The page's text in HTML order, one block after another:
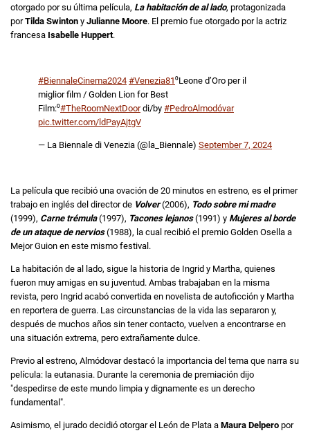
otorgado por su última película, La habitación de al lado, protagonizada
porTilda Swinton y Julianne Moore. El premio fue otorgado por la actriz
francesa Isabelle Huppert.
#BiennaleCinema2024 #Venezia81⁰Leone d’Oro per il
miglior film / Golden Lion for Best
Film:⁰#TheRoomNextDoordi/by #PedroAlmodóvar
pic.twitter.com/ldPayAjtgV
— La Biennale di Venezia (@la_Biennale) September 7, 2024
La película que recibió una ovación de 20 minutos en estreno, es el primer
trabajo en inglés del director de Volver(2006), Todo sobre mi madre
(1999), Carne trémula(1997), Tacones lejanos(1991) y Mujeres al borde
de un ataque de nervios(1988), la cual recibió el premio Golden Osella a
Mejor Guion en este mismo festival.
La habitación de al lado, sigue la historia de Ingrid y Martha, quienes
fueron muy amigas en su juventud. Ambas trabajaban en la misma
revista, pero Ingrid acabó convertida en novelista de autoficción y Martha
en reportera de guerra. Las circunstancias de la vida las separaron y,
después de muchos años sin tener contacto, vuelven a encontrarse en
una situación extrema, pero extrañamente dulce.
Previo al estreno, Almódovar destacó la importancia del tema que narra su
película: la eutanasia. Durante la ceremonia de premiación dijo
"despedirse de este mundo limpia y dignamente es un derecho
fundamental".
Asimismo, el jurado decidió otorgar el León de Plata a Maura Delpero por